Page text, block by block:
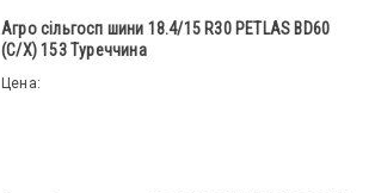
Агро сільгосп шини 18.4/15 R30 PETLAS BD60
(С/Х) 153 Туреччина
Цена: